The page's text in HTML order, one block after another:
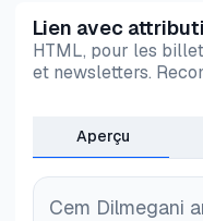
Lien avec
HTML, pour les
et newsletters.
Aperçu
Cem Dilmegani